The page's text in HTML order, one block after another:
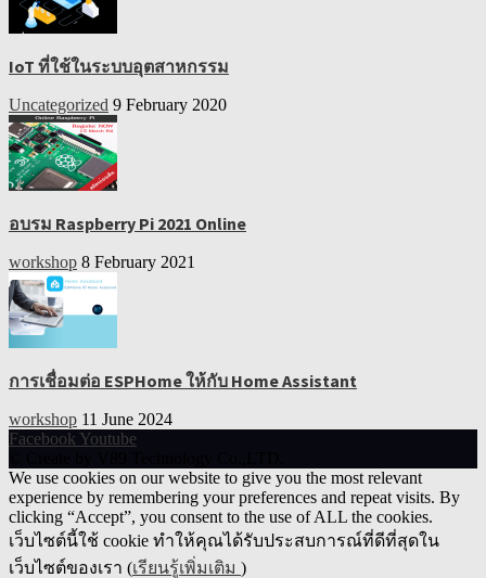
IoT ที่ใช้ในระบบอุตสาหกรรม
Uncategorized 9 February 2020
อบรม Raspberry Pi 2021 Online
workshop 8 February 2021
การเชื่อมต่อ ESPHome ให้กับ Home Assistant
workshop 11 June 2024
Facebook Youtube
We use cookies on our website to give you the most relevant
experience by remembering your preferences and repeat visits. By
clicking “Accept”, you consent to the use of ALL the cookies.
เว็บไซต์นี้ใช้ cookie ทำให้คุณได้รับประสบการณ์ที่ดีที่สุดใน
เว็บไซต์ของเรา (เรียนรู้เพิ่มเติม )